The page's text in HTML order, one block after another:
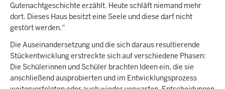
Gutenachtgeschichte erzählt. Heute schläft niemand mehr
dort. Dieses Haus besitzt eine Seele und diese darf nicht
gestört werden.“
Die Auseinandersetzung und die sich daraus resultierende
Stückentwicklung erstreckte sich auf verschiedene Phasen:
Die Schülerinnen und Schüler brachten Ideen ein, die sie
anschließend ausprobierten und im Entwicklungsprozess